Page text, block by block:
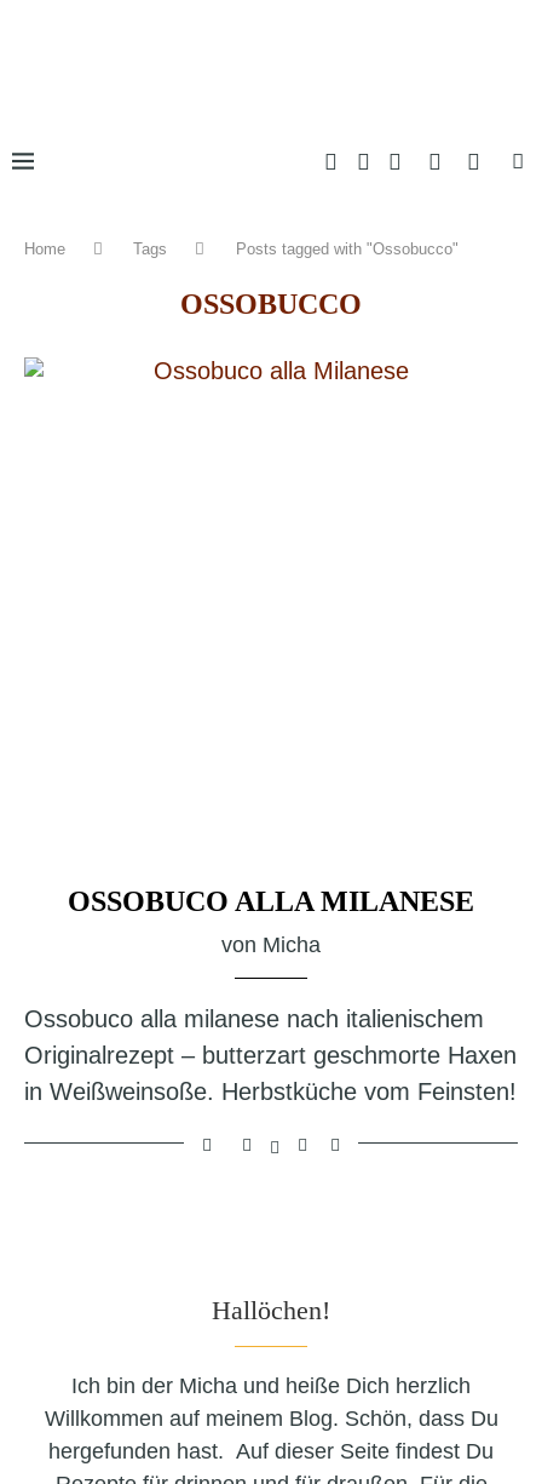
Home Tags Posts tagged with "Ossobucco"
OSSOBUCCO
OSSOBUCO ALLA MILANESE
von Micha
Ossobuco alla milanese nach italienischem
Originalrezept – butterzart geschmorte Haxen
in Weißweinsoße. Herbstküche vom Feinsten!
Hallöchen!
Ich bin der Micha und heiße Dich herzlich
Willkommen auf meinem Blog. Schön, dass Du
hergefunden hast. Auf dieser Seite findest Du